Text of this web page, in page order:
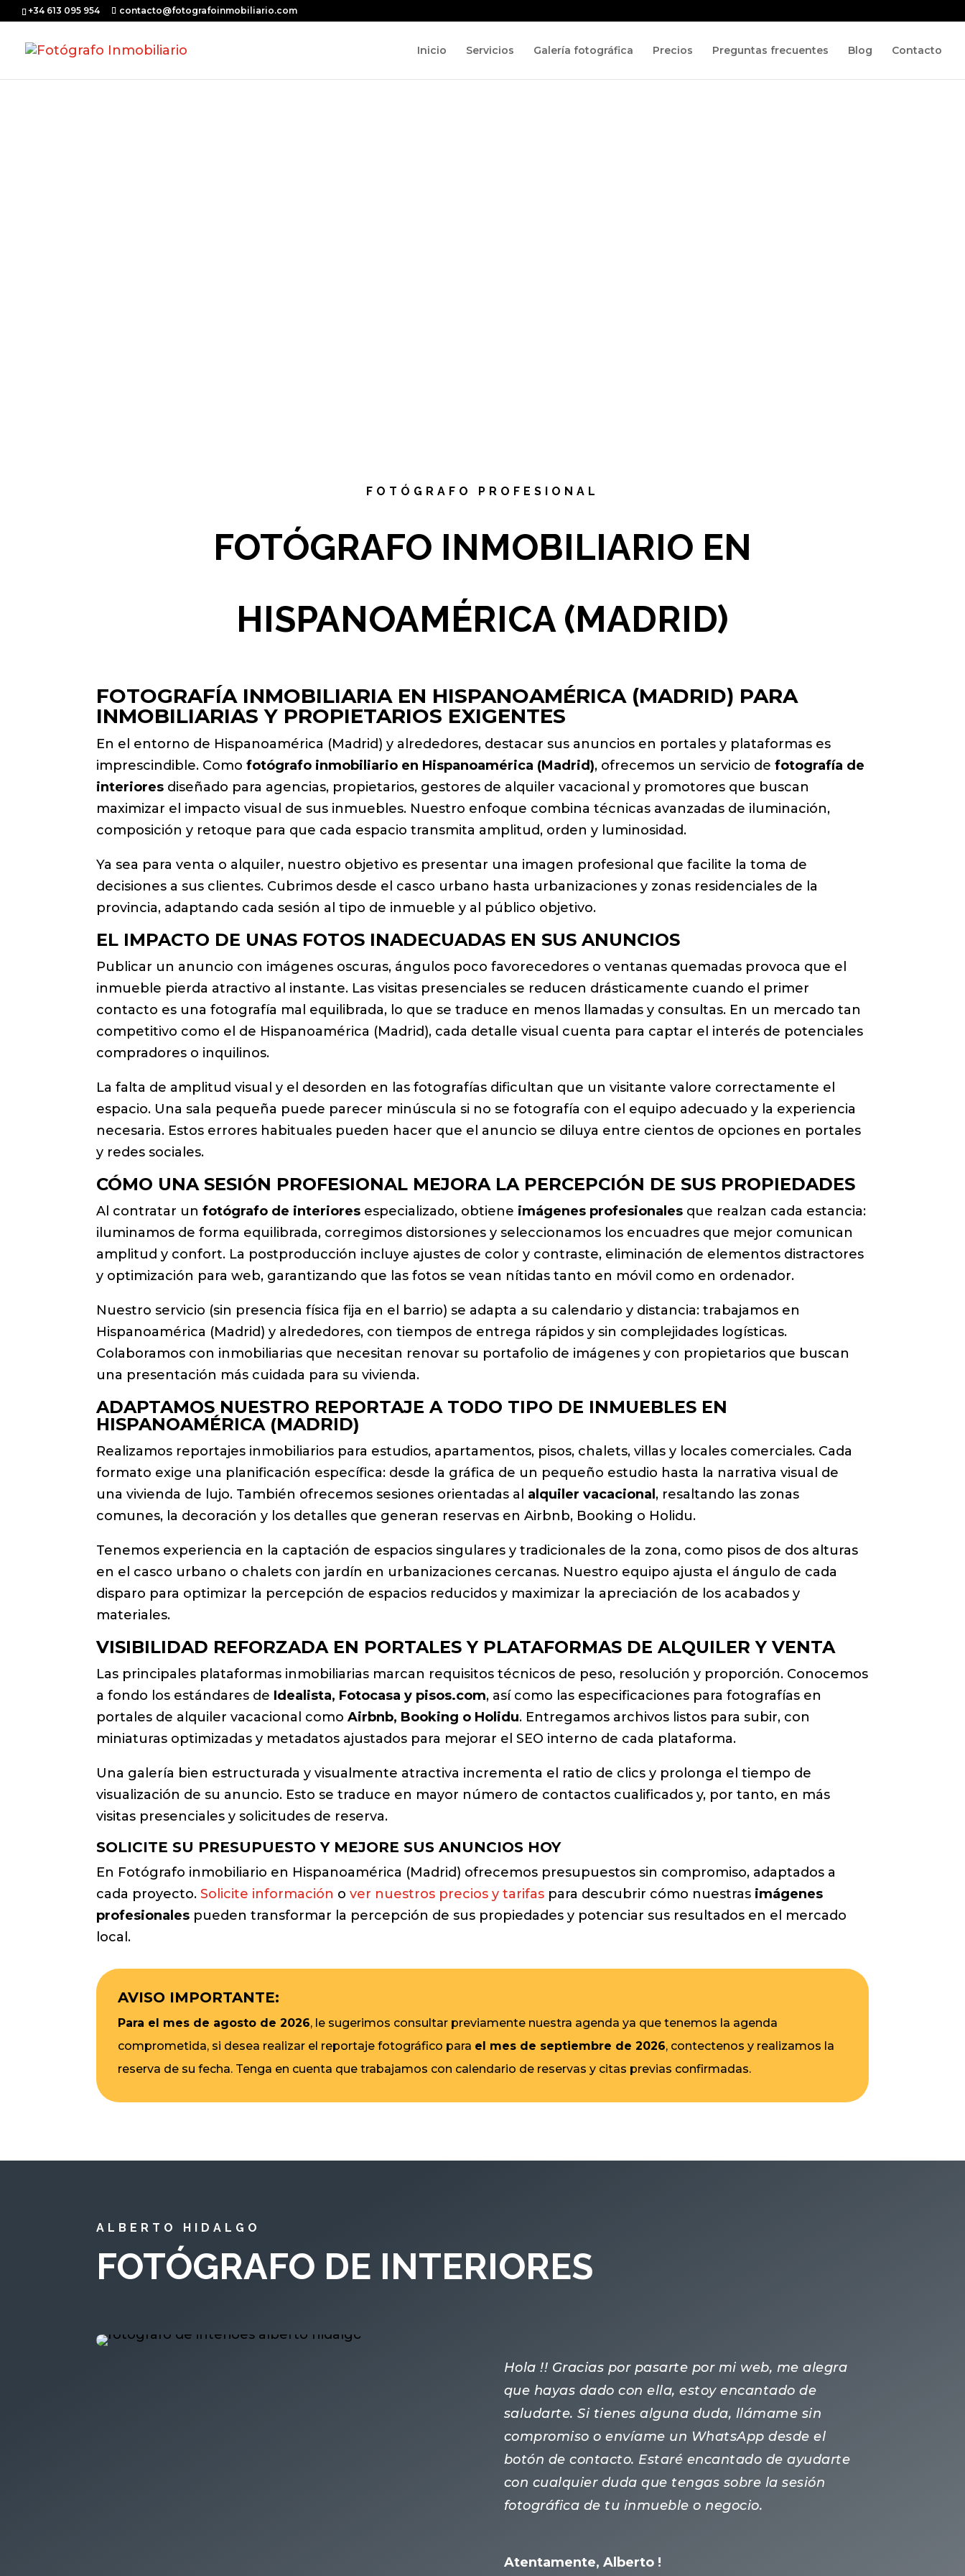
+34 613 095 954 contacto@fotografoinmobiliario.com
Inicio Servicios Galería fotográfica Precios Preguntas frecuentes Blog Contacto
FOTÓGRAFO PROFESIONAL
FOTÓGRAFO INMOBILIARIO EN
HISPANOAMÉRICA (MADRID)
FOTOGRAFÍA INMOBILIARIA EN HISPANOAMÉRICA (MADRID) PARA
INMOBILIARIAS Y PROPIETARIOS EXIGENTES
En el entorno de Hispanoamérica (Madrid) y alrededores, destacar sus anuncios en portales y plataformas es
imprescindible. Comofotógrafo inmobiliario en Hispanoamérica (Madrid), ofrecemos un servicio defotografía de
interiores diseñado para agencias, propietarios, gestores de alquiler vacacional y promotores que buscan
maximizar el impacto visual de sus inmuebles. Nuestro enfoque combina técnicas avanzadas de iluminación,
composición y retoque para que cada espacio transmita amplitud, orden y luminosidad.
Ya sea para venta o alquiler, nuestro objetivo es presentar una imagen profesional que facilite la toma de
decisiones a sus clientes. Cubrimos desde el casco urbano hasta urbanizaciones y zonas residenciales de la
provincia, adaptando cada sesión al tipo de inmueble y al público objetivo.
EL IMPACTO DE UNAS FOTOS INADECUADAS EN SUS ANUNCIOS
Publicar un anuncio con imágenes oscuras, ángulos poco favorecedores o ventanas quemadas provoca que el
inmueble pierda atractivo al instante. Las visitas presenciales se reducen drásticamente cuando el primer
contacto es una fotografía mal equilibrada, lo que se traduce en menos llamadas y consultas. En un mercado tan
competitivo como el de Hispanoamérica (Madrid), cada detalle visual cuenta para captar el interés de potenciales
compradores o inquilinos.
La falta de amplitud visual y el desorden en las fotografías dificultan que un visitante valore correctamente el
espacio. Una sala pequeña puede parecer minúscula si no se fotografía con el equipo adecuado y la experiencia
necesaria. Estos errores habituales pueden hacer que el anuncio se diluya entre cientos de opciones en portales
y redes sociales.
CÓMO UNA SESIÓN PROFESIONAL MEJORA LA PERCEPCIÓN DE SUS PROPIEDADES
Al contratar unfotógrafo de interiores especializado, obtiene imágenes profesionales que realzan cada estancia:
iluminamos de forma equilibrada, corregimos distorsiones y seleccionamos los encuadres que mejor comunican
amplitud y confort. La postproducción incluye ajustes de color y contraste, eliminación de elementos distractores
y optimización para web, garantizando que las fotos se vean nítidas tanto en móvil como en ordenador.
Nuestro servicio (sin presencia física fija en el barrio) se adapta a su calendario y distancia: trabajamos en
Hispanoamérica (Madrid) y alrededores, con tiempos de entrega rápidos y sin complejidades logísticas.
Colaboramos con inmobiliarias que necesitan renovar su portafolio de imágenes y con propietarios que buscan
una presentación más cuidada para su vivienda.
ADAPTAMOS NUESTRO REPORTAJE A TODO TIPO DE INMUEBLES EN
HISPANOAMÉRICA (MADRID)
Realizamos reportajes inmobiliarios para estudios, apartamentos, pisos, chalets, villas y locales comerciales. Cada
formato exige una planificación específica: desde la gráfica de un pequeño estudio hasta la narrativa visual de
una vivienda de lujo. También ofrecemos sesiones orientadas al alquiler vacacional, resaltando las zonas
comunes, la decoración y los detalles que generan reservas en Airbnb, Booking o Holidu.
Tenemos experiencia en la captación de espacios singulares y tradicionales de la zona, como pisos de dos alturas
en el casco urbano o chalets con jardín en urbanizaciones cercanas. Nuestro equipo ajusta el ángulo de cada
disparo para optimizar la percepción de espacios reducidos y maximizar la apreciación de los acabados y
materiales.
VISIBILIDAD REFORZADA EN PORTALES Y PLATAFORMAS DE ALQUILER Y VENTA
Las principales plataformas inmobiliarias marcan requisitos técnicos de peso, resolución y proporción. Conocemos
a fondo los estándares de Idealista, Fotocasa y pisos.com, así como las especificaciones para fotografías en
portales de alquiler vacacional comoAirbnb, Booking o Holidu. Entregamos archivos listos para subir, con
miniaturas optimizadas y metadatos ajustados para mejorar el SEO interno de cada plataforma.
Una galería bien estructurada y visualmente atractiva incrementa el ratio de clics y prolonga el tiempo de
visualización de su anuncio. Esto se traduce en mayor número de contactos cualificados y, por tanto, en más
visitas presenciales y solicitudes de reserva.
SOLICITE SU PRESUPUESTO Y MEJORE SUS ANUNCIOS HOY
En Fotógrafo inmobiliario en Hispanoamérica (Madrid) ofrecemos presupuestos sin compromiso, adaptados a
cada proyecto.Solicite información over nuestros precios y tarifas para descubrir cómo nuestras imágenes
profesionales pueden transformar la percepción de sus propiedades y potenciar sus resultados en el mercado
local.
AVISO IMPORTANTE:
Para el mes de agosto de 2026, le sugerimos consultar previamente nuestra agenda ya que tenemos la agenda
comprometida, si desea realizar el reportaje fotográfico para el mes de septiembre de 2026, contectenos y realizamos la
reserva de su fecha. Tenga en cuenta que trabajamos con calendario de reservas y citas previas confirmadas.
ALBERTO HIDALGO
FOTÓGRAFO DE INTERIORES
Hola !! Gracias por pasarte por mi web, me alegra
que hayas dado con ella, estoy encantado de
saludarte. Si tienes alguna duda, llámame sin
compromiso o envíame un WhatsApp desde el
botón de contacto. Estaré encantado de ayudarte
con cualquier duda que tengas sobre la sesión
fotográfica de tu inmueble o negocio.
Atentamente, Alberto !